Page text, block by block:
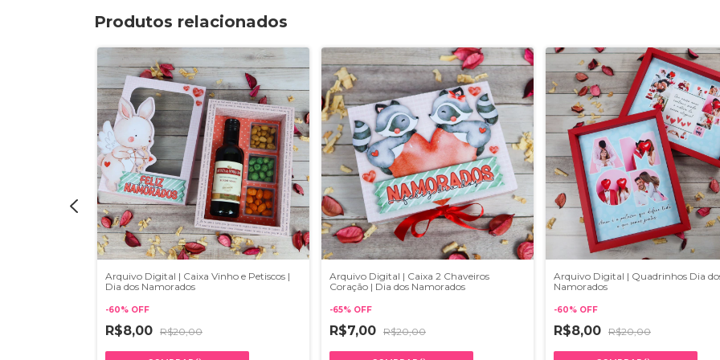
Produtos relacionados
Arquivo Digital | Caixa Vinho e Petiscos |
Dia dos Namorados
-60% OFF
R$8,00 R$20,00
Arquivo Digital | Caixa 2 Chaveiros
Coração | Dia dos Namorados
-65% OFF
R$7,00 R$20,00
Arquivo Digital | Quadrinhos Dia
Namorados
-60% OFF
R$8,00 R$20,00